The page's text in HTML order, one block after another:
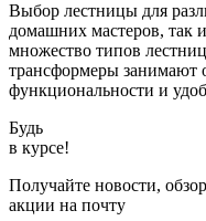
Выбор лестницы для
домашних мастеров, так
множество типов
трансформеры занимают
функциональности и
Будь
в курсе!
Получайте новости,
акции на почту